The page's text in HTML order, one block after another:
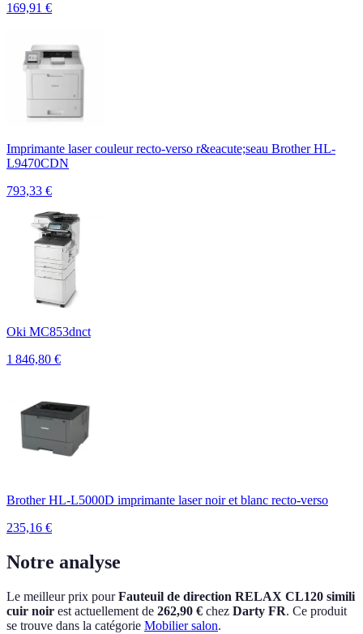
169,91 €
Imprimante laser couleur recto-verso r&eacute;seau Brother HL-
L9470CDN
793,33 €
Oki MC853dnct
1 846,80 €
Brother HL-L5000D imprimante laser noir et blanc recto-verso
235,16 €
Notre analyse
Le meilleur prix pourFauteuil de direction RELAX CL120 simili
cuir noir est actuellement de 262,90 € chez Darty FR. Ce produit
se trouve dans la catégorie Mobilier salon.